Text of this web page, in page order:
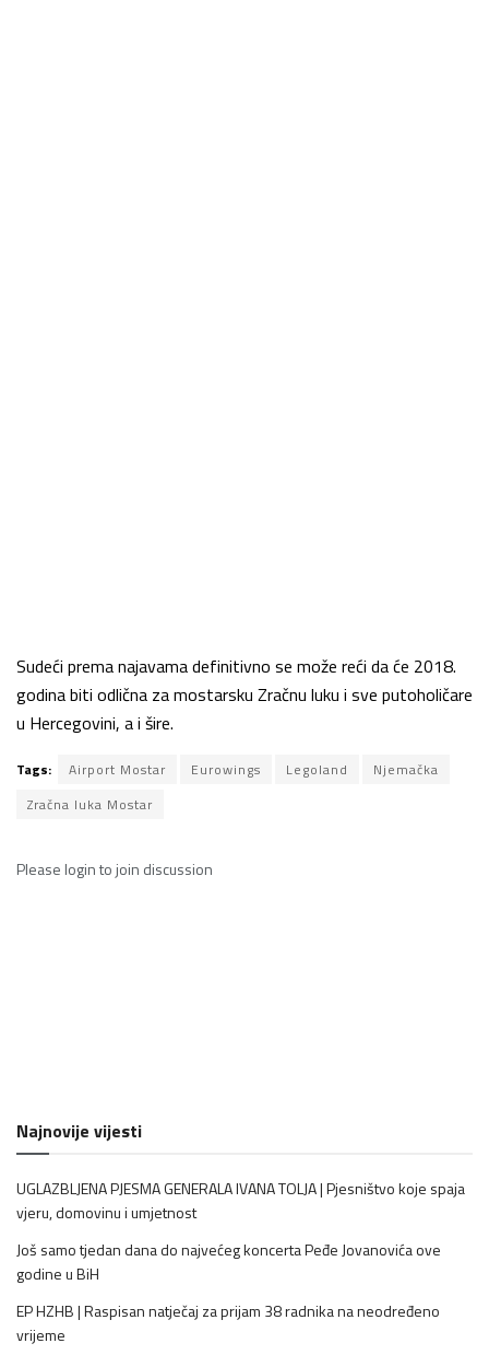
Sudeći prema najavama definitivno se može reći da će 2018.
godina biti odlična za mostarsku Zračnu luku i sve putoholičare
u Hercegovini, a i šire.
Tags: Airport Mostar Eurowings Legoland
Njemačka
Zračna luka Mostar
Please loginto join discussion
Najnovije vijesti
UGLAZBLJENA PJESMA GENERALA IVANA TOLJA | Pjesništvo koje spaja
vjeru, domovinu i umjetnost
Još samo tjedan dana do najvećeg koncerta Peđe Jovanovića ove
godine u BiH
EP HZHB | Raspisan natječaj za prijam 38 radnika na neodređeno
vrijeme